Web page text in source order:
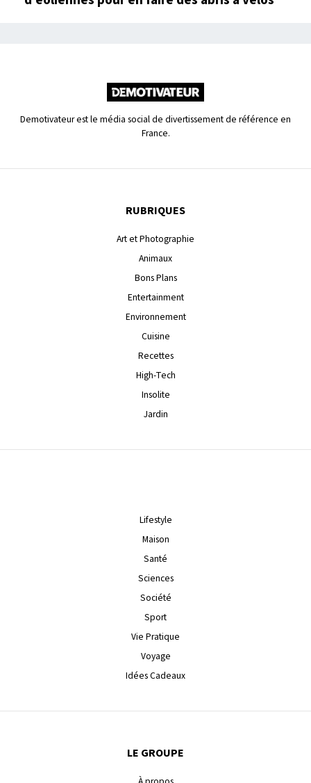
Demotivateur est le média social de divertissement de référence en
France.
RUBRIQUES
Art et Photographie
Animaux
Bons Plans
Entertainment
Environnement
Cuisine
Recettes
High-Tech
Insolite
Jardin
Lifestyle
Maison
Santé
Sciences
Société
Sport
Vie Pratique
Voyage
Idées Cadeaux
LE GROUPE